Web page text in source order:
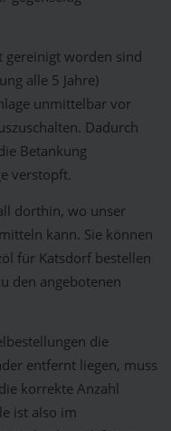
gereinigt worden sind
alle 5 Jahre)
unmittelbar vor
Dadurch
Betankung
verstopft.
dorthin, wo unser
kann. Sie können
für Katsdorf bestellen
den angebotenen
die
entfernt liegen, muss
korrekte Anzahl
ist also im